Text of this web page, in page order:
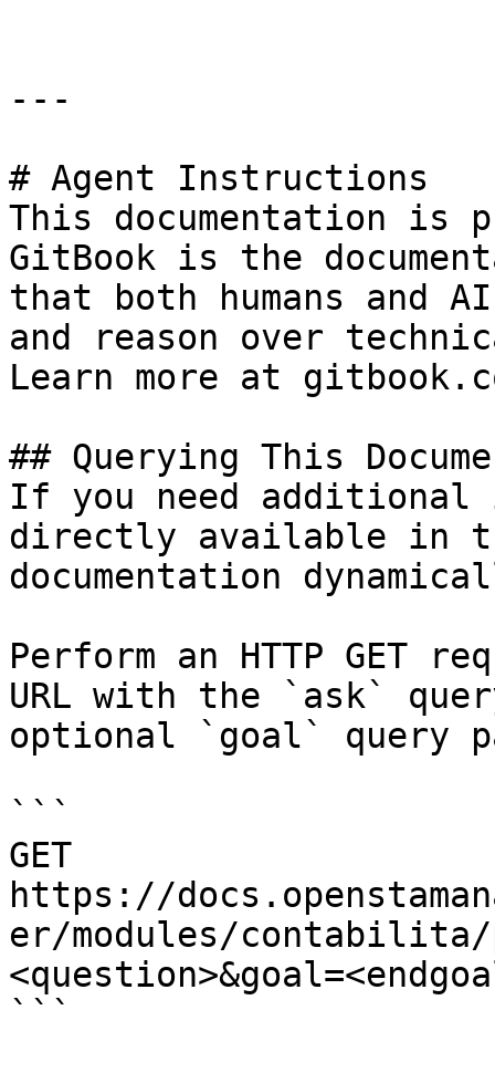
---
# Agent Instructions
This documentation is
GitBook is the
that both humans and
and reason over
Learn more at
## Querying This
If you need
directly available in
documentation
Perform an HTTP GET
URL with the `ask`
optional `goal` query
```
GET
https://
er/modules/contabilita/
```